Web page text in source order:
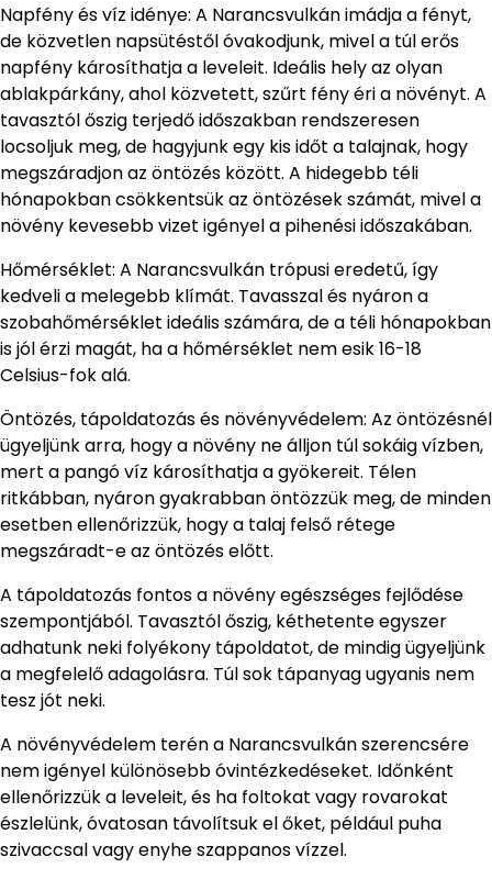
Napfény és víz idénye: A Narancsvulkán imádja a fényt,
de közvetlen napsütéstől óvakodjunk, mivel a túl erős
napfény károsíthatja a leveleit. Ideális hely az olyan
ablakpárkány, ahol közvetett, szűrt fény éri a növényt. A
tavasztól őszig terjedő időszakban rendszeresen
locsoljuk meg, de hagyjunk egy kis időt a talajnak, hogy
megszáradjon az öntözés között. A hidegebb téli
hónapokban csökkentsük az öntözések számát, mivel a
növény kevesebb vizet igényel a pihenési időszakában.
Hőmérséklet: A Narancsvulkán trópusi eredetű, így
kedveli a melegebb klímát. Tavasszal és nyáron a
szobahőmérséklet ideális számára, de a téli hónapokban
is jól érzi magát, ha a hőmérséklet nem esik 16-18
Celsius-fok alá.
Öntözés, tápoldatozás és növényvédelem: Az öntözésnél
ügyeljünk arra, hogy a növény ne álljon túl sokáig vízben,
mert a pangó víz károsíthatja a gyökereit. Télen
ritkábban, nyáron gyakrabban öntözzük meg, de minden
esetben ellenőrizzük, hogy a talaj felső rétege
megszáradt-e az öntözés előtt.
A tápoldatozás fontos a növény egészséges fejlődése
szempontjából. Tavasztól őszig, kéthetente egyszer
adhatunk neki folyékony tápoldatot, de mindig ügyeljünk
a megfelelő adagolásra. Túl sok tápanyag ugyanis nem
tesz jót neki.
A növényvédelem terén a Narancsvulkán szerencsére
nem igényel különösebb óvintézkedéseket. Időnként
ellenőrizzük a leveleit, és ha foltokat vagy rovarokat
észlelünk, óvatosan távolítsuk el őket, például puha
szivaccsal vagy enyhe szappanos vízzel.